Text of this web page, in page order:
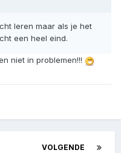
leren maar als je het
een heel eind.
niet in problemen!!!
VOLGENDE